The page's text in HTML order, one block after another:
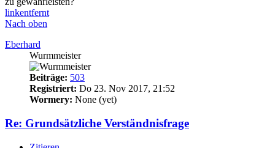
linkentfernt
Nach oben
Eberhard
Wurmmeister
Beiträge: 503
Registriert: Do 23. Nov 2017, 21:52
Wormery: None (yet)
Re: Grundsätzliche Verständnisfrage